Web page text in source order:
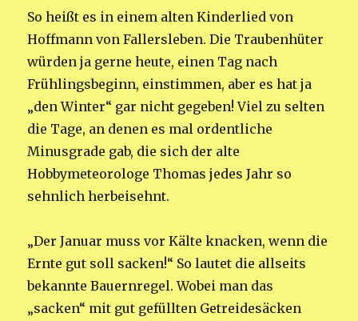
So heißt es in einem alten Kinderlied von
Hoffmann von Fallersleben. Die Traubenhüter
würden ja gerne heute, einen Tag nach
Frühlingsbeginn, einstimmen, aber es hat ja
„den Winter“ gar nicht gegeben! Viel zu selten
die Tage, an denen es mal ordentliche
Minusgrade gab, die sich der alte
Hobbymeteorologe Thomas jedes Jahr so
sehnlich herbeisehnt.
„Der Januar muss vor Kälte knacken, wenn die
Ernte gut soll sacken!“ So lautet die allseits
bekannte Bauernregel. Wobei man das
„sacken“ mit gut gefüllten Getreidesäcken